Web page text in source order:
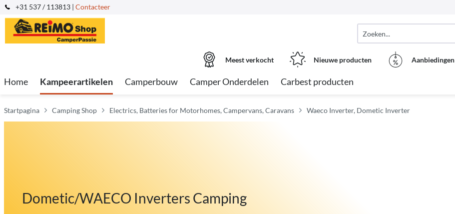
+31 537 / 113813 | Contacteer
Meest verkocht Nieuwe producten Aanbiedingen
Home Kampeerartikelen Camperbouw Camper Onderdelen Carbest producten
Startpagina Camping Shop Electrics, Batteries for Motorhomes, Campervans, Caravans Waeco Inverter, Dometic Inverter
Dometic/WAECO Inverters Camping